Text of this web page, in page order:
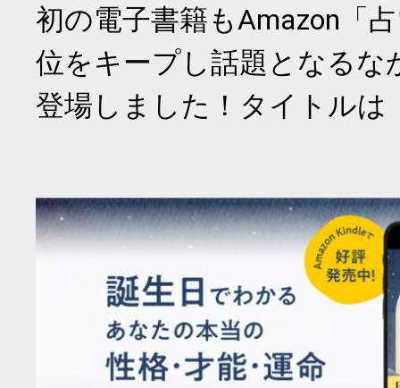
初の電子書籍もAmazon「
位をキープし話題となるな
登場しました！タイトルは